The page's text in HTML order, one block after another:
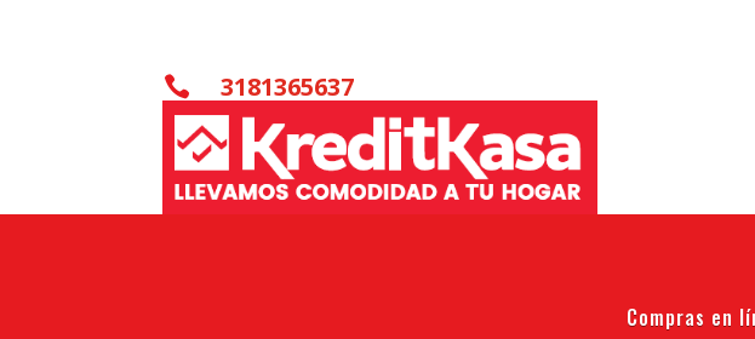
 3181365637
Compras en